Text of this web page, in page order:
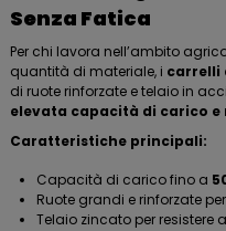
Senza Fatica
Per chi lavora nell’ambito
quantità di materiale, i carrelli
di ruote rinforzate e telaio in
elevata capacità di carico e
Caratteristiche principali:
Capacità di carico fino a
Ruote grandi e rinforzate
Telaio zincato per resistere